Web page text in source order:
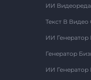
ИИ
Текст В
ИИ Генератор
Генератор
ИИ Генератор